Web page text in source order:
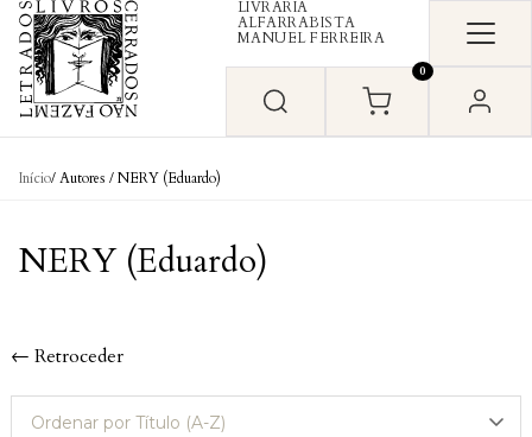
Skip to content
LIVRARIA
ALFARRABISTA
MANUEL FERREIRA
0
Início/ Autores / NERY (Eduardo)
NERY (Eduardo)
← Retroceder